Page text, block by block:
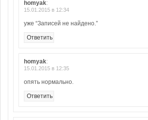
homyak:
15.01.2015 в 12:34
уже “Записей не найдено.”
Ответить
homyak:
15.01.2015 в 12:35
опять нормально.
Ответить